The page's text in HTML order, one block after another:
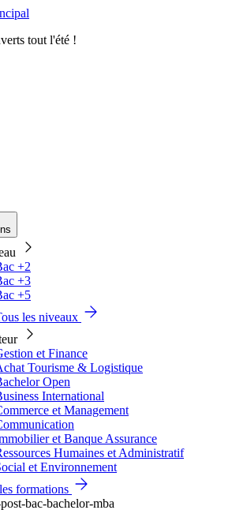
tout l'été !
+2
+3
+5
les niveaux
et Finance
Tourisme & Logistique
Open
International
et Management
et Banque Assurance
Humaines et Administratif
et Environnement
formations